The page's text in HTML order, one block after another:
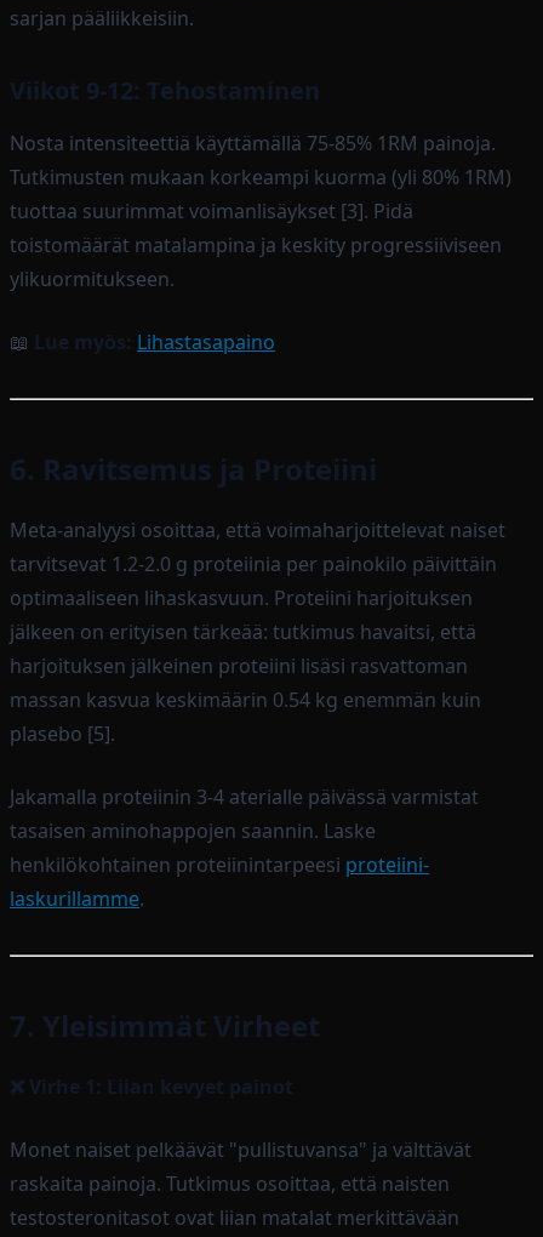
sarjan pääliikkeisiin.
Viikot 9-12: Tehostaminen
Nosta intensiteettiä käyttämällä 75-85% 1RM painoja.
Tutkimusten mukaan korkeampi kuorma (yli 80% 1RM)
tuottaa suurimmat voimanlisäykset [3]. Pidä
toistomäärät matalampina ja keskity progressiiviseen
ylikuormitukseen.
📖 Lue myös: Lihastasapaino
6. Ravitsemus ja Proteiini
Meta-analyysi osoittaa, että voimaharjoittelevat naiset
tarvitsevat 1.2-2.0 g proteiinia per painokilo päivittäin
optimaaliseen lihaskasvuun. Proteiini harjoituksen
jälkeen on erityisen tärkeää: tutkimus havaitsi, että
harjoituksen jälkeinen proteiini lisäsi rasvattoman
massan kasvua keskimäärin 0.54 kg enemmän kuin
plasebo [5].
Jakamalla proteiinin 3-4 aterialle päivässä varmistat
tasaisen aminohappojen saannin. Laske
henkilökohtainen proteiinintarpeesi proteiini-
laskurillamme.
7. Yleisimmät Virheet
❌ Virhe 1: Liian kevyet painot
Monet naiset pelkäävät "pullistuvansa" ja välttävät
raskaita painoja. Tutkimus osoittaa, että naisten
testosteronitasot ovat liian matalat merkittävään